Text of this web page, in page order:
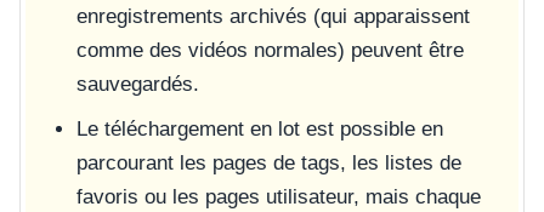
enregistrements archivés (qui apparaissent
comme des vidéos normales) peuvent être
sauvegardés.
Le téléchargement en lot est possible en
parcourant les pages de tags, les listes de
favoris ou les pages utilisateur, mais chaque